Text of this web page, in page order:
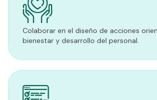
Colaborar en el diseño de acciones
bienestar y desarrollo del personal.